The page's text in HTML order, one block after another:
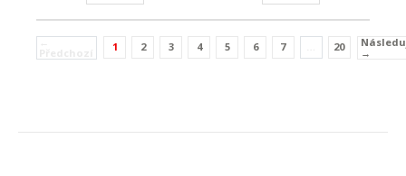
1(current)
2 3 4 5 6 7 20
→